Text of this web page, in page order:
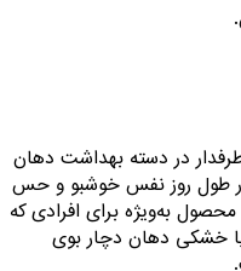
در دسته بهداشت دهان
طول روز نفس خوشبو و حس
به‌ویژه برای افرادی که
خشکی دهان دچار بوی